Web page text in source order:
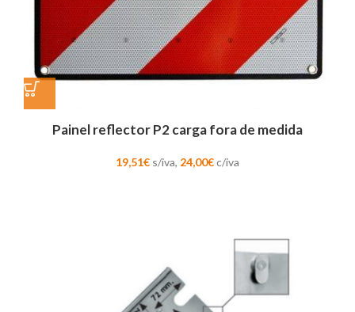
Painel reflector P2 carga fora de medida
19,51€ s/iva, 24,00€c/iva